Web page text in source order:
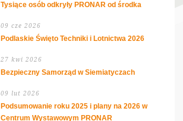
Tysiące osób odkryły PRONAR od środka
09 cze 2026
Podlaskie Święto Techniki i Lotnictwa 2026
27 kwi 2026
Bezpieczny Samorząd w Siemiatyczach
09 lut 2026
Podsumowanie roku 2025 i plany na 2026 w
Centrum Wystawowym PRONAR